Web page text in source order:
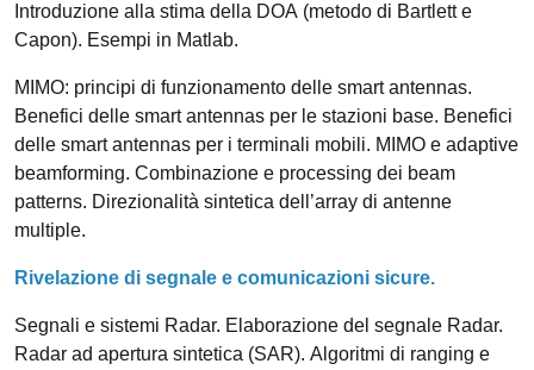
Introduzione alla stima della DOA (metodo di Bartlett e
Capon). Esempi in Matlab.
MIMO: principi di funzionamento delle smart antennas.
Benefici delle smart antennas per le stazioni base. Benefici
delle smart antennas per i terminali mobili. MIMO e adaptive
beamforming. Combinazione e processing dei beam
patterns. Direzionalità sintetica dell’array di antenne
multiple.
Rivelazione di segnale e comunicazioni sicure.
Segnali e sistemi Radar. Elaborazione del segnale Radar.
Radar ad apertura sintetica (SAR). Algoritmi di ranging e